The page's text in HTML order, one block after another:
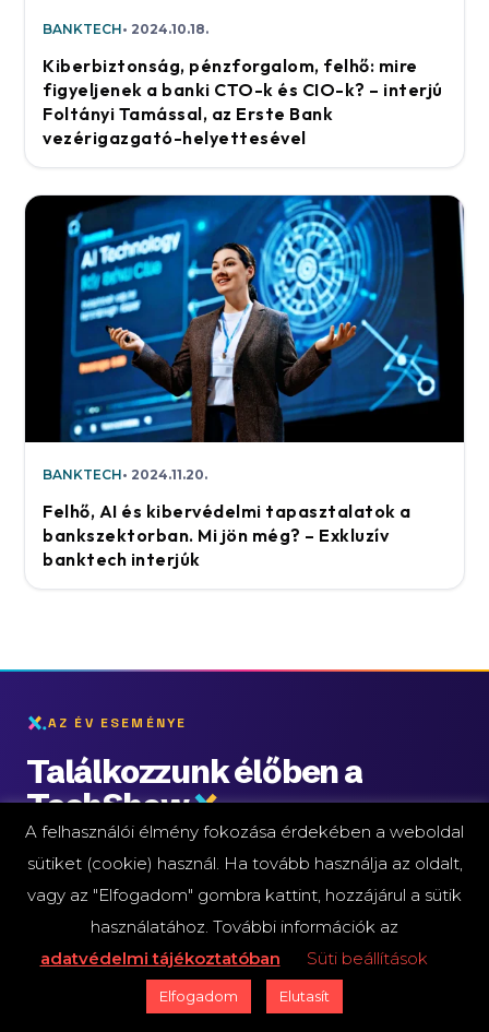
BANKTECH 2024.10.18.
Kiberbiztonság, pénzforgalom, felhő: mire
figyeljenek a banki CTO-k és CIO-k? – interjú
Foltányi Tamással, az Erste Bank
vezérigazgató-helyettesével
BANKTECH 2024.11.20.
Felhő, AI és kibervédelmi tapasztalatok a
bankszektorban. Mi jön még? – Exkluzív
banktech interjúk
AZ ÉV ESEMÉNYE
Találkozzunk élőben a
TechShow
2026. október 14-15. · Várkert Bazár
Két nap, amikor az elemzésekből élő beszélgetés
lesz a szektor döntéshozóival.
JEGYEK NORMÁL ÁRON
napig
A felhasználói élmény fokozása érdekében a weboldal
sütiket (cookie) használ. Ha tovább használja az oldalt,
vagy az "Elfogadom" gombra kattint, hozzájárul a sütik
használatához. További információk az
adatvédelmi tájékoztatóban
Süti beállítások
Elfogadom Elutasít